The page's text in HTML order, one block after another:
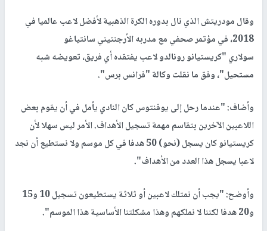
وقال مودريتش الذي نال بدوره الكرة الذهبية لأفضل لاعب عالميا في
2018، في مؤتمر صحفي مع مدربه الأرجنتيني سانتياغو
سولاري "كريستيانو رونالدو لاعب يفتقده أي فريق، تعويضه شبه
مستحيل"، وفق ما نقلت وكالة "فرانس برس".
وأضاف: "عندما رحل إلى يوفنتوس كان النادي يأمل في أن يقوم بعض
اللاعبين الآخرين بتقاسم مهمة تسجيل الأهداف. الأمر ليس سهلا لأن
كريستيانو كان يسجل (نحو) 50 هدفا في كل موسم ولا نستطيع أن نجد
لاعبا يسجل هذا العدد من الأهداف".
وأوضح: "يجب أن نمتلك لاعبين أو ثلاثة يستطيعون تسجيل 10 و15
و20 هدفا لكننا لا نملكهم وهذا مشكلتنا الأساسية هذا الموسم".